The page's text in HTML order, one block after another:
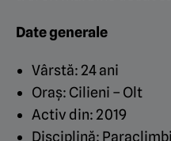
Date generale
Vârstă: 24 ani
Oraș: Cilieni – Olt
Activ din: 2019
Disciplină: